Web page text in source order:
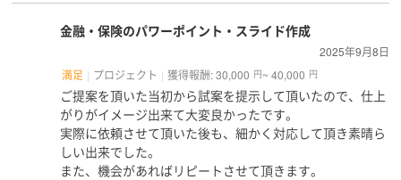
金融・保険のパワーポイント・スライド作成
2025年9月8日
満足
プロジェクト 獲得報酬: 30,000 円~ 40,000 円
ご提案を頂いた当初から試案を提示して頂いたので、仕上
がりがイメージ出来て大変良かったです。
実際に依頼させて頂いた後も、細かく対応して頂き素晴ら
しい出来でした。
また、機会があればリピートさせて頂きます。